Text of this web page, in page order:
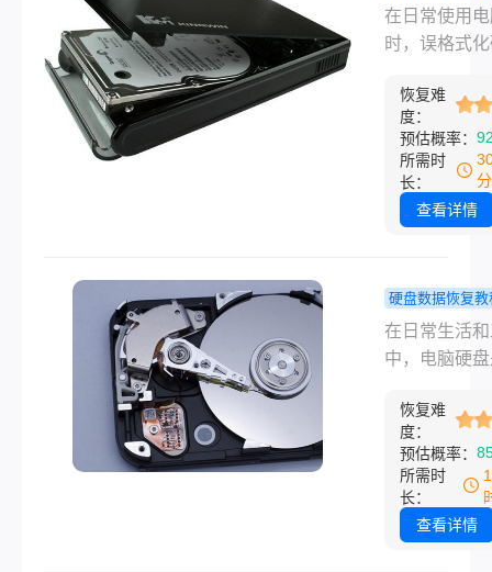
一款稳定可
件来恢复我
面上各种各
脑硬盘恢复
人眼花缭乱
应该如何选
本文将会为
细介绍一款
家解决这一
电脑硬盘格
后怎么恢复
你！
在日常使用
时，误格式
景——无论是
失误选错磁
装系统误格
区，还是硬
示"磁盘未格
片、视频等
间"消失"。很
误以为格式
据彻底删除
不然，电脑
式化后怎么
有科学方法
快速格式化
复成功率可
以上。本文
恢复难
度：
预估概率：
所需时
长：
查看详情
硬盘数据恢复教
何恢复电脑
数据？三种
在日常生活
中，电脑硬
主要载体。
由于各种原
操作失误、
击或硬件故
可能会导致
恢复难
度：
预估概率：
所需时
长：
查看详情